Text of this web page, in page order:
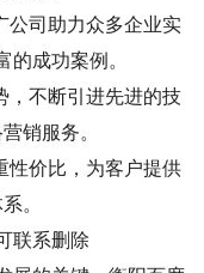
公司助力众多企业实
的成功案例。
，不断引进先进的技
销服务。
性价比，为客户提供
。
联系删除